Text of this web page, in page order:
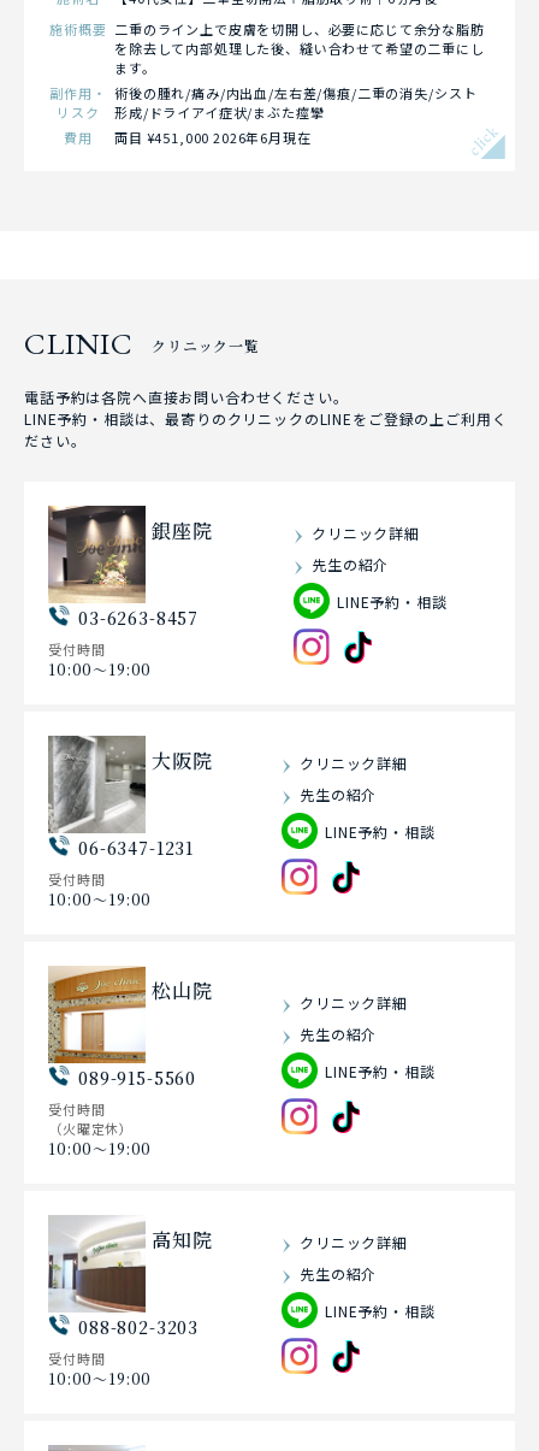
施術概要 二重のライン上で皮膚を切開し、必要に応じて余分な脂肪
を除去して内部処理した後、縫い合わせて希望の二重にし
ます。
副作用・
リスク
術後の腫れ/痛み/内出血/左右差/傷痕/二重の消失/シスト
形成/ドライアイ症状/まぶた痙攣
費用
両目 ¥451,000 2026年6月現在 click
CLINIC クリニック一覧
電話予約は各院へ直接お問い合わせください。
LINE予約・相談は、最寄りのクリニックのLINEをご登録の上ご利用く
ださい。
銀座院
03-6263-8457
受付時間
10:00〜19:00
クリニック詳細
先生の紹介
LINE予約・相談
大阪院
06-6347-1231
受付時間
10:00〜19:00
クリニック詳細
先生の紹介
LINE予約・相談
松山院
089-915-5560
受付時間
（火曜定休）
10:00〜19:00
クリニック詳細
先生の紹介
LINE予約・相談
高知院
088-802-3203
受付時間
10:00〜19:00
クリニック詳細
先生の紹介
LINE予約・相談